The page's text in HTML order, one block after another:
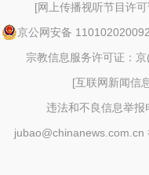
[网上传播视听节目许
京公网安备
宗教信息服务许可证：
[互联网新闻信
违法和不良信息举报
jubao@chinanews.com.cn